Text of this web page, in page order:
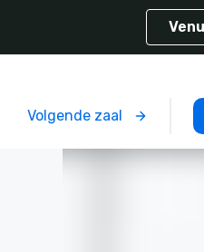
Volgende zaal